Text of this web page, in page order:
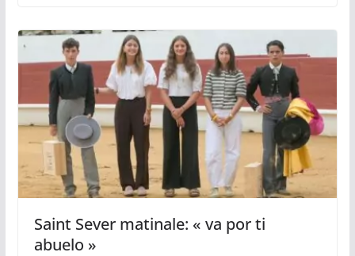
Saint Sever matinale: « va por ti
abuelo »